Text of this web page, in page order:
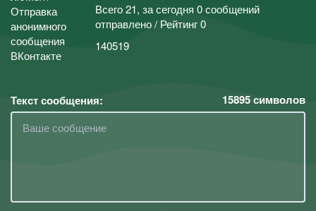
Всего 21, за сегодня 0 сообщений
отправлено / Рейтинг 0
140519
Текст сообщения: 15895символов